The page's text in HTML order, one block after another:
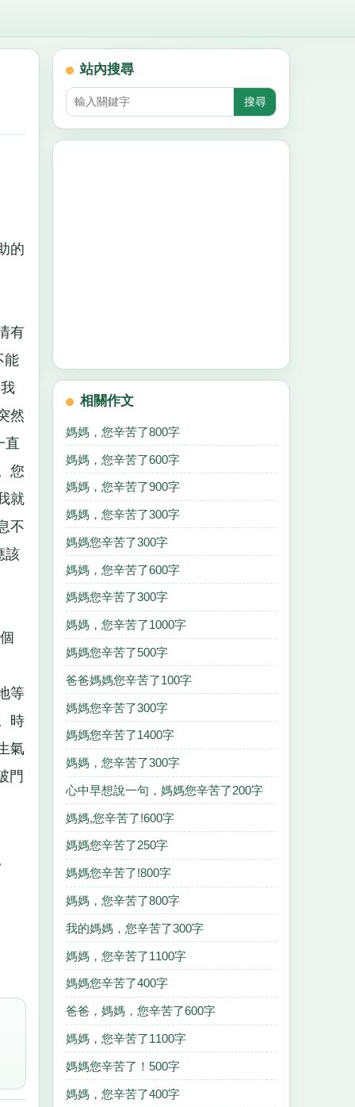
的
有
能
然
直
您
就
不
該
等
時
氣
門
站內搜尋
相關作文
媽媽，您辛苦了800字
媽媽，您辛苦了600字
媽媽，您辛苦了900字
媽媽，您辛苦了300字
媽媽您辛苦了300字
媽媽，您辛苦了600字
媽媽您辛苦了300字
媽媽，您辛苦了1000字
媽媽您辛苦了500字
爸爸媽媽您辛苦了100字
媽媽您辛苦了300字
媽媽您辛苦了1400字
媽媽，您辛苦了300字
心中早想說一句，媽媽您辛苦了200字
媽媽,您辛苦了!600字
媽媽您辛苦了250字
媽媽您辛苦了!800字
媽媽，您辛苦了800字
我的媽媽，您辛苦了300字
媽媽，您辛苦了1100字
媽媽您辛苦了400字
爸爸，媽媽，您辛苦了600字
媽媽，您辛苦了1100字
媽媽您辛苦了！500字
媽媽，您辛苦了400字